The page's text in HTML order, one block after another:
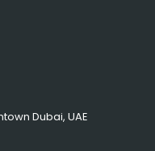
Dubai, UAE